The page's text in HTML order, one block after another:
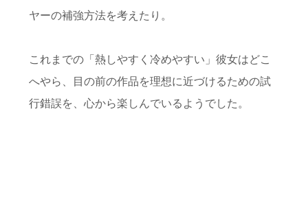
ヤーの補強方法を考えたり。
これまでの「熱しやすく冷めやすい」彼女はどこ
へやら、目の前の作品を理想に近づけるための試
行錯誤を、心から楽しんでいるようでした。